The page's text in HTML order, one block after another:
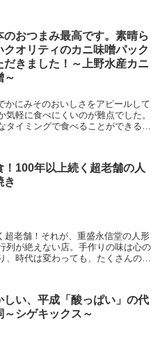
のおつまみ最高です。素晴ら
クオリティのカニ味噌パック
だきました！～上野水産カニ
～
かにみそのおいしさをアピールして
軽に食べにくいのが難点でした。
タイミングで食べることができる、
！100年以上続く超老舗の人
き
超老舗！それが、重盛永信堂の人形
列が絶えない店。手作りの味は心の
、時代は変わっても、たくさんの職
しい、平成「酸っぱい」の代
～シゲキックス～